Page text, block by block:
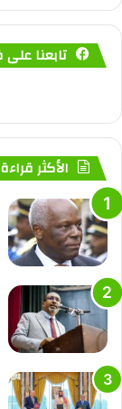
تابعنا
الأكثر قراءة